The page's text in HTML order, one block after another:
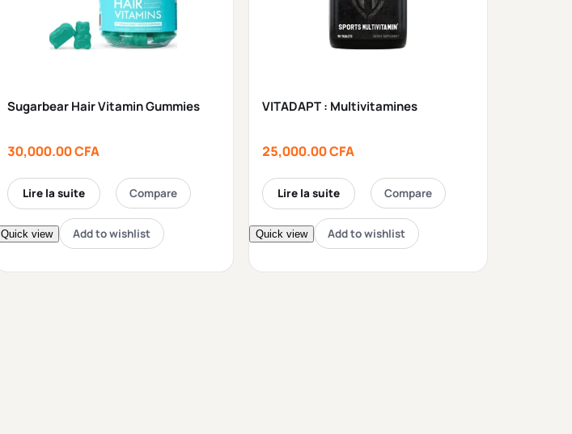
Sugarbear Hair Vitamin Gummies
30,000.00CFA
Lire la suite Compare
Quick view Add to wishlist
VITADAPT : Multivitamines
25,000.00CFA
Lire la suite Compare
Quick view Add to wishlist